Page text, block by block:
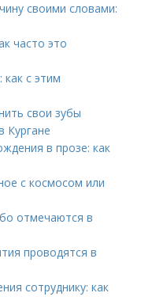
своими словами:
часто это
с этим
свои зубы
Кургане
в прозе: как
с космосом или
отмечаются в
проводятся в
сотруднику: как